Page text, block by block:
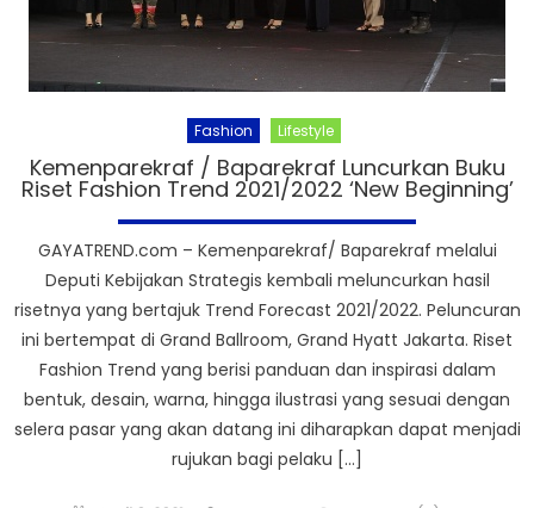
Fashion Lifestyle
Kemenparekraf / Baparekraf Luncurkan Buku
Riset Fashion Trend 2021/2022 ‘New Beginning’
GAYATREND.com – Kemenparekraf/ Baparekraf melalui
Deputi Kebijakan Strategis kembali meluncurkan hasil
risetnya yang bertajuk Trend Forecast 2021/2022. Peluncuran
ini bertempat di Grand Ballroom, Grand Hyatt Jakarta. Riset
Fashion Trend yang berisi panduan dan inspirasi dalam
bentuk, desain, warna, hingga ilustrasi yang sesuai dengan
selera pasar yang akan datang ini diharapkan dapat menjadi
rujukan bagi pelaku […]